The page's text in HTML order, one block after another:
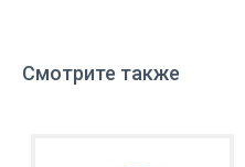
Смотрите также